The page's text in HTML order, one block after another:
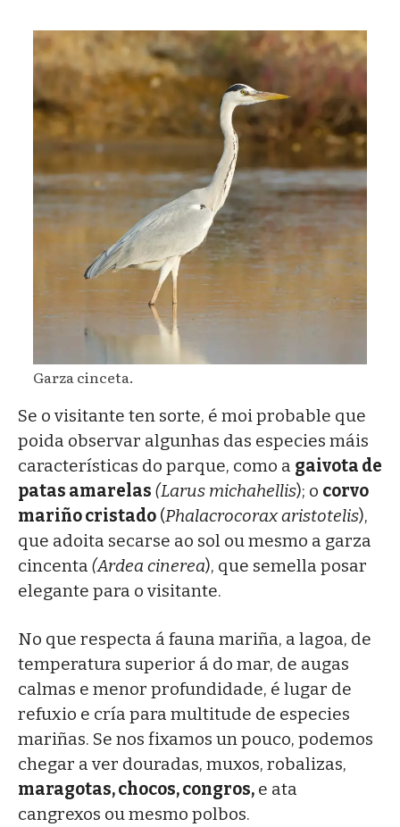
Garza cinceta.
Se o visitante ten sorte, é moi probable que
poida observar algunhas das especies máis
características do parque, como a gaivota de
patas amarelas (Larus michahellis); o corvo
mariño cristado (Phalacrocorax aristotelis),
que adoita secarse ao sol ou mesmo a garza
cincenta (Ardea cinerea), que semella posar
elegante para o visitante.
No que respecta á fauna mariña, a lagoa, de
temperatura superior á do mar, de augas
calmas e menor profundidade, é lugar de
refuxio e cría para multitude de especies
mariñas. Se nos fixamos un pouco, podemos
chegar a ver douradas, muxos, robalizas,
maragotas, chocos, congros, e ata
cangrexos ou mesmo polbos.